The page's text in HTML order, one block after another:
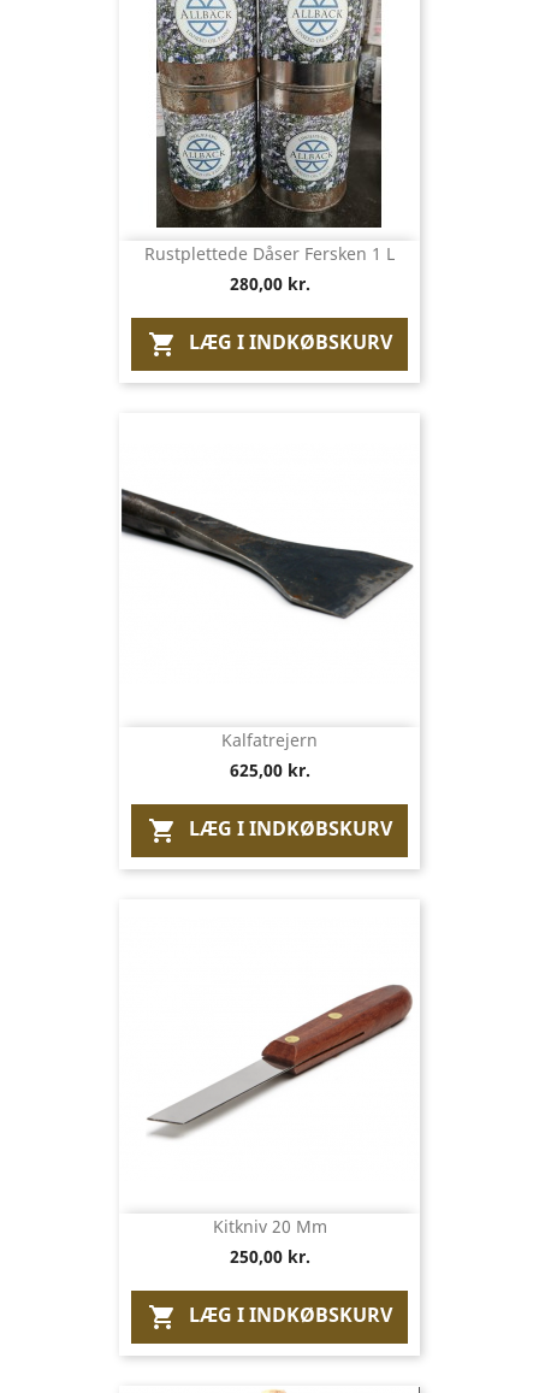
Rustplettede Dåser Fersken 1 L
280,00 kr.
 LÆG I INDKØBSKURV
Kalfatrejern
625,00 kr.
 LÆG I INDKØBSKURV
Kitkniv 20 Mm
250,00 kr.
 LÆG I INDKØBSKURV